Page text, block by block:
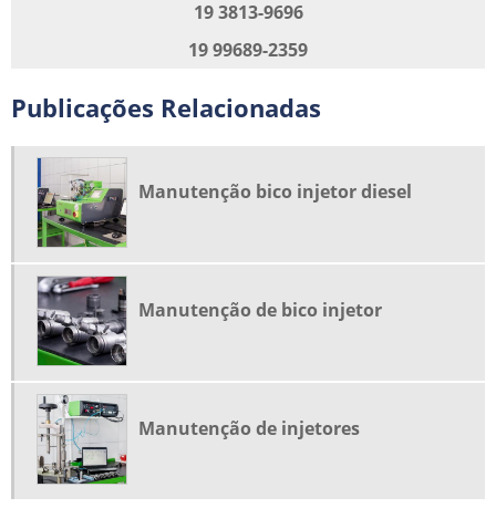
MANUTENÇÃO E REPAROS INJETORES
ONDE COMPRAR CAIXA DE DIREÇÃO HIDRÁULICA
PEÇAS DE INJEÇÃO ELETRÔNICA DIESEL
PEÇAS PARA INJEÇÃO DIESEL
PEÇAS PARA INJEÇÃO DIESEL COMPRAR
PREÇO DO BICO INJETOR
REPARAÇÃO INJECTORES DIESEL
REPARO EM BOMBA INJETORA
REPARO INJETOR COMMON RAIL
19 3813-9696
19 99689-2359
Publicações Relacionadas
Manutenção bico injetor diesel
Manutenção de bico injetor
Manutenção de injetores